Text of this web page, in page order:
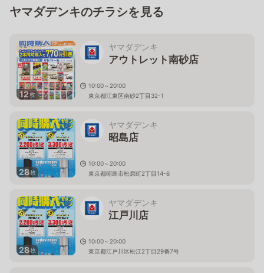
ヤマダデンキのチラシを見る
12枚
ヤマダデンキ
アウトレット南砂店
10:00～20:00
東京都江東区南砂2丁目32-1
28枚
ヤマダデンキ
昭島店
10:00～20:00
東京都昭島市松原町2丁目14-6
28枚
ヤマダデンキ
江戸川店
10:00～20:00
東京都江戸川区松江2丁目29番7号